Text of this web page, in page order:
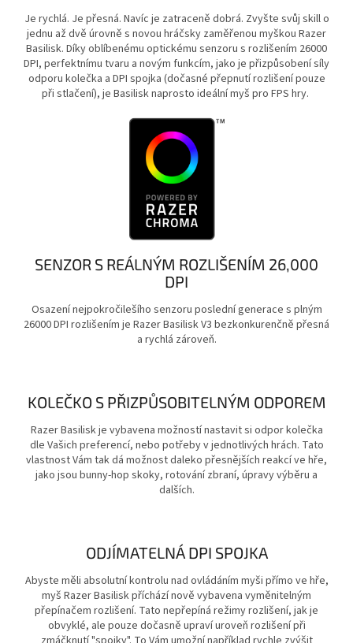
Je rychlá. Je přesná. Navíc je zatraceně dobrá. Zvyšte svůj skill o
jednu až dvě úrovně s novou hráčsky zaměřenou myškou Razer
Basilisk. Díky oblíbenému optickému senzoru s rozlišením 26000
DPI, perfektnímu tvaru a novým funkcím, jako je přizpůsobení síly
odporu kolečka a DPI spojka (dočasné přepnutí rozlišení pouze
při stlačení), je Basilisk naprosto ideální myš pro FPS hry.
SENZOR S REÁLNÝM ROZLIŠENÍM 26,000
DPI
Osazení nejpokročilešího senzoru poslední generace s plným
26000 DPI rozlišením je Razer Basilisk V3 bezkonkurenčně přesná
a rychlá zároveň.
KOLEČKO S PŘIZPŮSOBITELNÝM ODPOREM
Razer Basilisk je vybavena možností nastavit si odpor kolečka
dle Vašich preferencí, nebo potřeby v jednotlivých hrách. Tato
vlastnost Vám tak dá možnost daleko přesnějších reakcí ve hře,
jako jsou bunny-hop skoky, rotování zbraní, úpravy výběru a
dalších.
ODJÍMATELNÁ DPI SPOJKA
Abyste měli absolutní kontrolu nad ovládáním myši přímo ve hře,
myš Razer Basilisk příchází nově vybavena vyměnitelným
přepínačem rozlišení. Tato nepřepíná režimy rozlišení, jak je
obvyklé, ale pouze dočasně upraví uroveň rozlišení při